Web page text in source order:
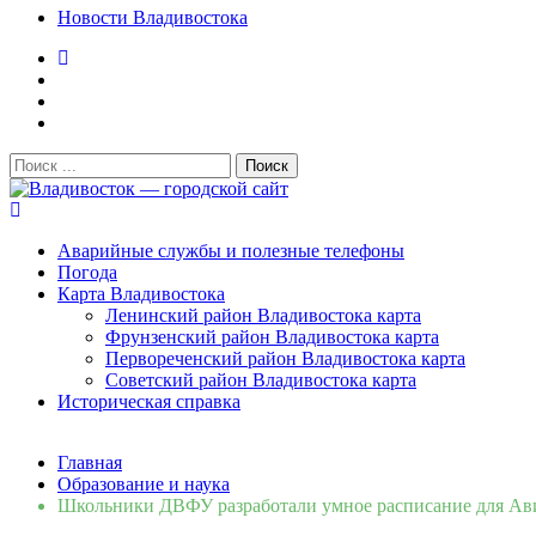
Новости Владивостока
Поиск:
Аварийные службы и полезные телефоны
Погода
Карта Владивостока
Ленинский район Владивостока карта
Фрунзенский район Владивостока карта
Первореченский район Владивостока карта
Советский район Владивостока карта
Историческая справка
Сломалась бытовая техника во Владивостоке: как
Мобильная реклама на общественном транспорте: как
Главная
Образование и наука
Школьники ДВФУ разработали умное расписание для